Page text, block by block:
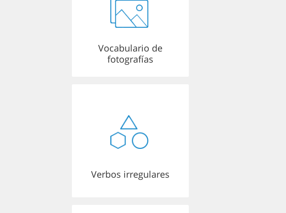
Vocabulario de
fotografías
Verbos irregulares